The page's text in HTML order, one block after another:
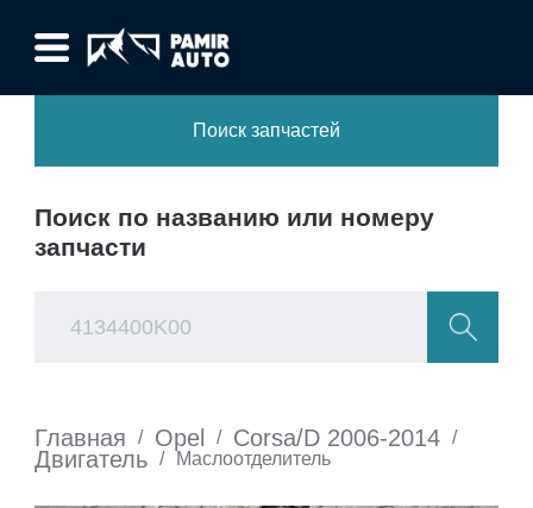
Поиск запчастей
Поиск по названию или номеру
запчасти
Главная / Opel / Corsa/D 2006-2014 /
Двигатель / Маслоотделитель